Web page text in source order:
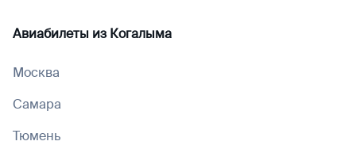
Авиабилеты изКогалыма
Москва
Самара
Тюмень